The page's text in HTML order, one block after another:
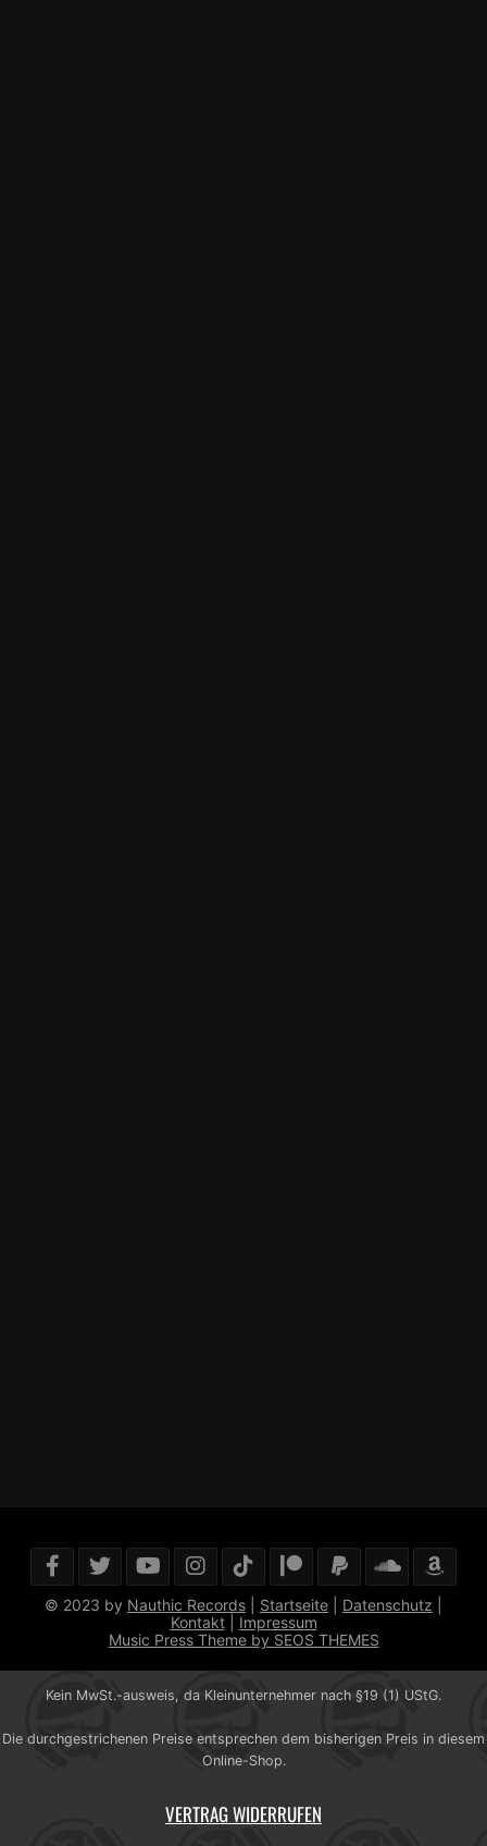
© 2023 by Nauthic Records Startseite Datenschutz
Kontakt| Impressum
Music Press Theme by SEOS THEMES
Kein MwSt.-ausweis, da Kleinunternehmer nach §19 (1) UStG.
Die durchgestrichenen Preise entsprechen dem bisherigen Preis in diesem
Online-Shop.
VERTRAG WIDERRUFEN